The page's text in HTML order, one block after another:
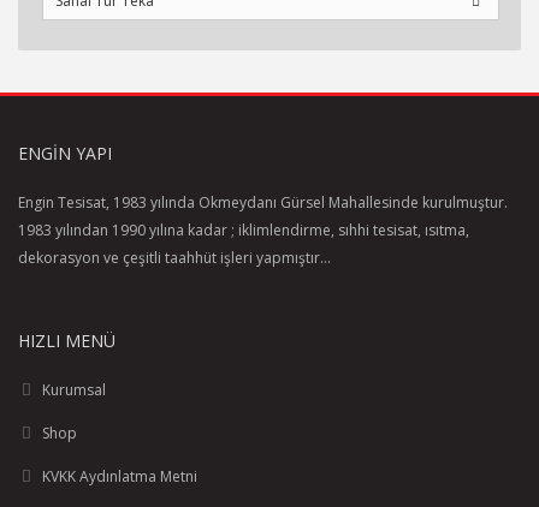
ENGIN YAPI
Engin Tesisat, 1983 yılında Okmeydanı Gürsel Mahallesinde kurulmuştur.
1983 yılından 1990 yılına kadar ; iklimlendirme, sıhhi tesisat, ısıtma,
dekorasyon ve çeşitli taahhüt işleri yapmıştır...
HIZLI MENÜ
Kurumsal
Shop
KVKK Aydınlatma Metni